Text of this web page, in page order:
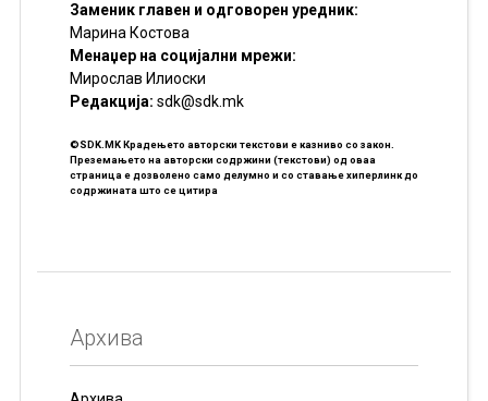
Заменик главен и одговорен уредник:
Марина Костова
Менаџер на социјални мрежи:
Мирослав Илиоски
Редакцијa: sdk@sdk.mk
©SDK.MK Крадењето авторски текстови е казниво со закон.
Преземањето на авторски содржини (текстови) од оваа
страница е дозволено само делумно и со ставање хиперлинк до
содржината што се цитира
Архива